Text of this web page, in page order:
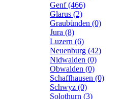
Genf (466)
Glarus (2)
Graubünden (0)
Jura (8)
Luzern (6)
Neuenburg (42)
Nidwalden (0)
Obwalden (0)
Schaffhausen (0)
Schwyz (0)
Solothurn (3)